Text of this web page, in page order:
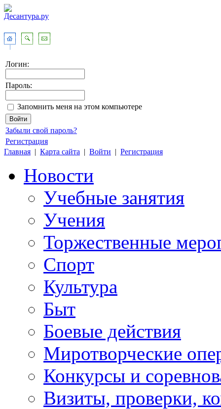
Логин:
Пароль:
Запомнить меня на этом компьютере
Забыли свой пароль?
Регистрация
Главная | Карта сайта | Войти | Регистрация
Новости
Учебные занятия
Учения
Торжественные
Спорт
Культура
Быт
Боевые действия
Миротворческие
Конкурсы и
Визиты, проверки,